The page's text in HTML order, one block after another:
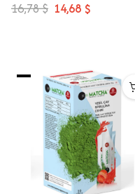
16,78 $ 14,68 $